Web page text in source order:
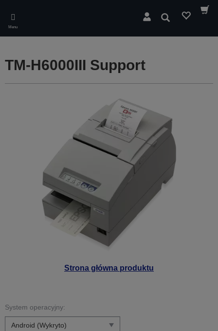
main
content
Menu
Wyszukaj
Strona główna produktu
TM-H6000III Support
System operacyjny: